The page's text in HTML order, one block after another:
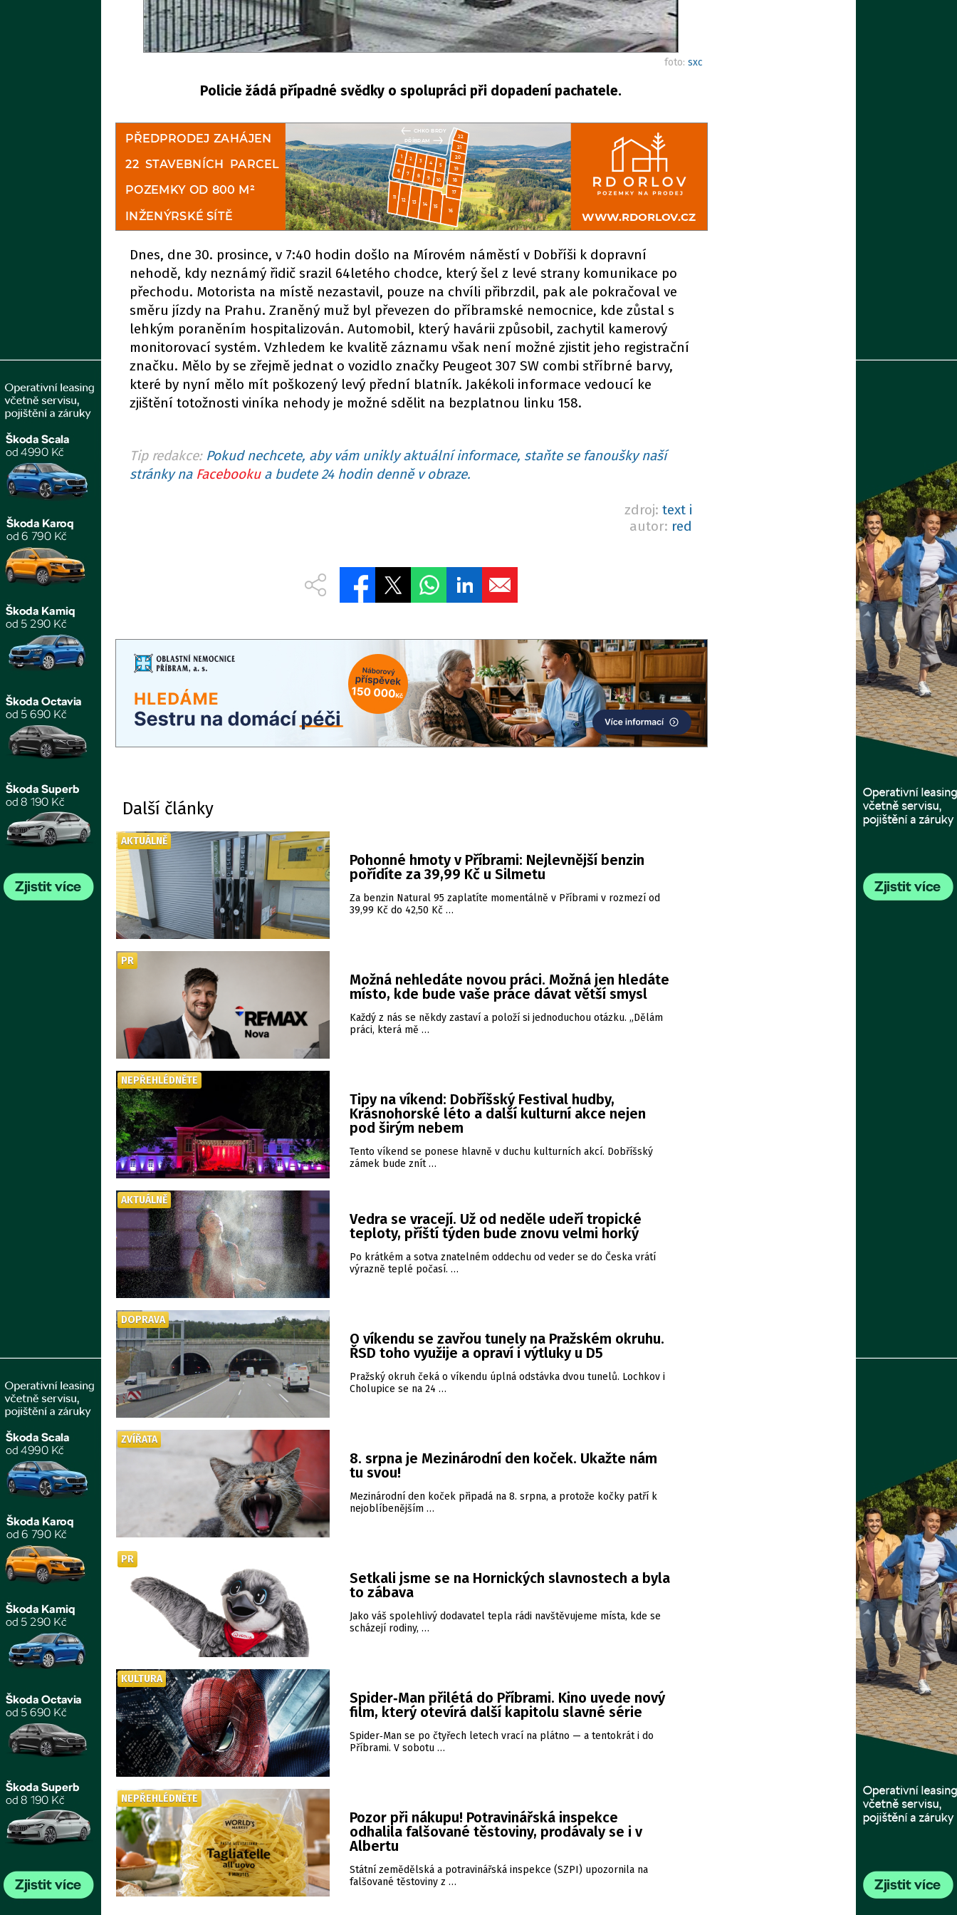
foto: sxc
Policie žádá případné svědky o spolupráci při dopadení pachatele.
Dnes, dne 30. prosince, v 7:40 hodin došlo na Mírovém náměstí v Dobříši k dopravní
nehodě, kdy neznámý řidič srazil 64letého chodce, který šel z levé strany komunikace po
přechodu. Motorista na místě nezastavil, pouze na chvíli přibrzdil, pak ale pokračoval ve
směru jízdy na Prahu. Zraněný muž byl převezen do příbramské nemocnice, kde zůstal s
lehkým poraněním hospitalizován. Automobil, který havárii způsobil, zachytil kamerový
monitorovací systém. Vzhledem ke kvalitě záznamu však není možné zjistit jeho registrační
značku. Mělo by se zřejmě jednat o vozidlo značky Peugeot 307 SW combi stříbrné barvy,
které by nyní mělo mít poškozený levý přední blatník. Jakékoli informace vedoucí ke
zjištění totožnosti viníka nehody je možné sdělit na bezplatnou linku 158.
Tip redakce: Pokud nechcete, aby vám unikly aktuální informace, staňte se fanoušky naší
stránky na Facebookua budete 24 hodin denně v obraze.
zdroj: text i
autor: red
Další články
Pohonné hmoty v Příbrami: Nejlevnější benzin
pořídíte za 39,99 Kč u Silmetu
Za benzin Natural 95 zaplatíte momentálně v Příbrami v rozmezí od
39,99 Kč do 42,50 Kč …
AKTUÁLNĚ
Možná nehledáte novou práci. Možná jen hledáte
místo, kde bude vaše práce dávat větší smysl
Každý z nás se někdy zastaví a položí si jednoduchou otázku. „Dělám
práci, která mě …
PR
Tipy na víkend: Dobříšský Festival hudby,
Krásnohorské léto a další kulturní akce nejen
pod širým nebem
Tento víkend se ponese hlavně v duchu kulturních akcí. Dobříšský
zámek bude znít …
NEPŘEHLÉDNĚTE
Vedra se vracejí. Už od neděle udeří tropické
teploty, příští týden bude znovu velmi horký
Po krátkém a sotva znatelném oddechu od veder se do Česka vrátí
výrazně teplé počasí. …
AKTUÁLNĚ
O víkendu se zavřou tunely na Pražském okruhu.
ŘSD toho využije a opraví i výtluky u D5
Pražský okruh čeká o víkendu úplná odstávka dvou tunelů. Lochkov i
Cholupice se na 24 …
DOPRAVA
8. srpna je Mezinárodní den koček. Ukažte nám
tu svou!
Mezinárodní den koček připadá na 8. srpna, a protože kočky patří k
nejoblíbenějším …
ZVÍŘATA
Setkali jsme se na Hornických slavnostech a byla
to zábava
Jako váš spolehlivý dodavatel tepla rádi navštěvujeme místa, kde se
scházejí rodiny, …
PR
Spider‑Man přilétá do Příbrami. Kino uvede nový
film, který otevírá další kapitolu slavné série
Spider‑Man se po čtyřech letech vrací na plátno — a tentokrát i do
Příbrami. V sobotu …
KULTURA
Pozor při nákupu! Potravinářská inspekce
odhalila falšované těstoviny, prodávaly se i v
Albertu
Státní zemědělská a potravinářská inspekce (SZPI) upozornila na
falšované těstoviny z …
NEPŘEHLÉDNĚTE